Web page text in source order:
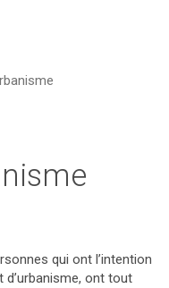
qui ont l’intention
d’urbanisme, ont tout